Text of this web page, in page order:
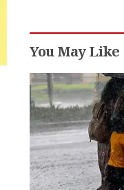
You May Like